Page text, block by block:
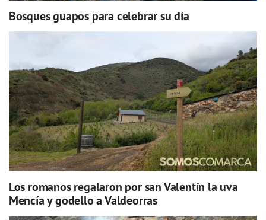
Bosques guapos para celebrar su día
Los romanos regalaron por san Valentín la uva
Mencía y godello a Valdeorras